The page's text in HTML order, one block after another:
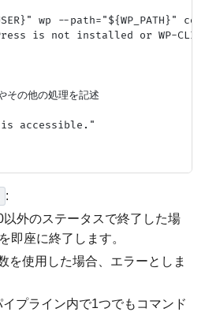
wp --
is not installed or WP-CLI
の他の処理を記述
is accessible."
:
以外のステータスで終了した場
即座に終了します。
を使用した場合、エラーとしま
イプライン内で1つでもコマンド